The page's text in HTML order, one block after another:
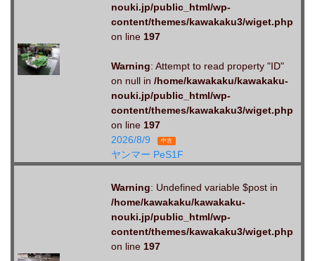
nouki.jp/public_html/wp-
content/themes/kawakaku3/wiget.php
on line 197
Warning: Attempt to read property "ID"
on null in /home/kawakaku/kawakaku-
nouki.jp/public_html/wp-
content/themes/kawakaku3/wiget.php
on line 197
2026/8/9
中古
ヤンマー PeS1F
Warning: Undefined variable $post in
/home/kawakaku/kawakaku-
nouki.jp/public_html/wp-
content/themes/kawakaku3/wiget.php
on line 197